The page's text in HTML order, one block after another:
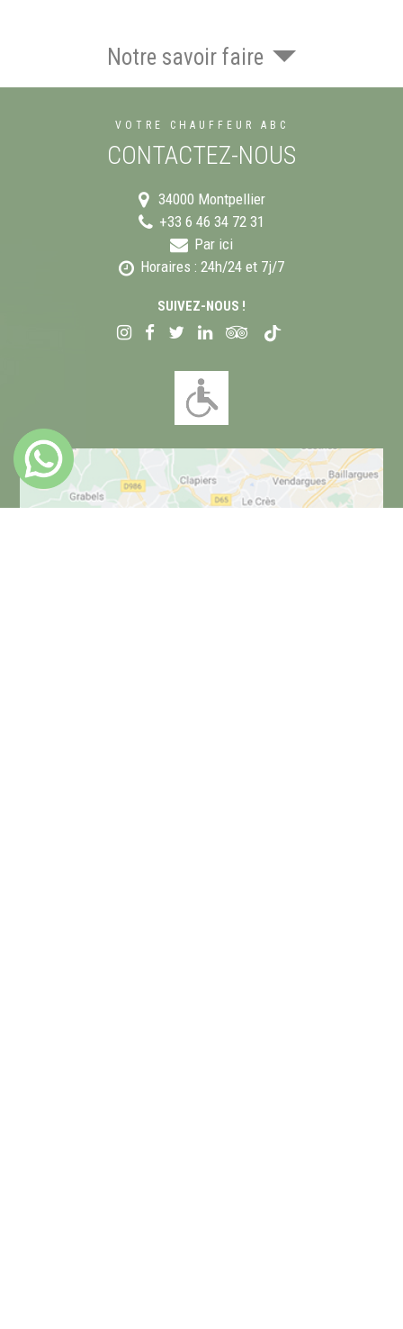
Notre savoir faire
VOTRE CHAUFFEUR ABC
CONTACTEZ-NOUS
34000 Montpellier
+33 6 46 34 72 31
Par ici
Horaires : 24h/24 et 7j/7
SUIVEZ-NOUS !